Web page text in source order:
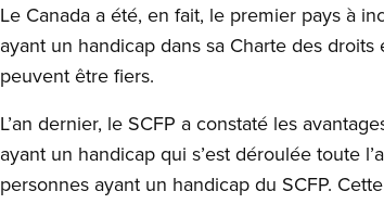
Le Canada a été, en fait, le premier pays à
ayant un handicap dans sa Charte des
peuvent être fiers.
L’an dernier, le SCFP a constaté les
ayant un handicap qui s’est déroulée toute
personnes ayant un handicap du SCFP.